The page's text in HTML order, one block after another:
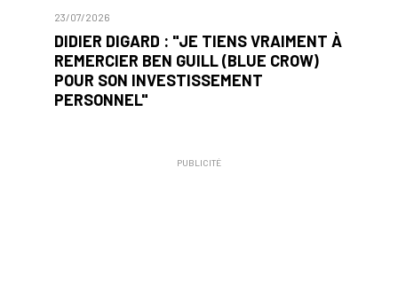
23/07/2026
DIDIER DIGARD : "JE TIENS VRAIMENT À
REMERCIER BEN GUILL (BLUE CROW)
POUR SON INVESTISSEMENT
PERSONNEL"
PUBLICITÉ